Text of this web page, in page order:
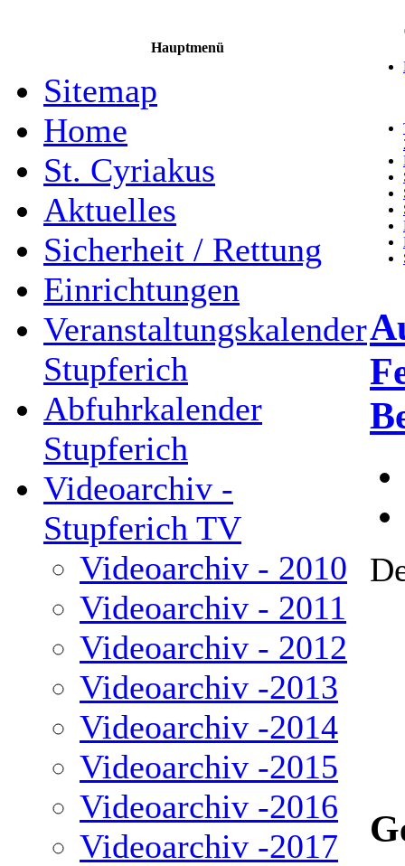
Hauptmenü
Sitemap
Home
St. Cyriakus
Aktuelles
Sicherheit / Rettung
Einrichtungen
Veranstaltungskalender
Stupferich
Abfuhrkalender
Stupferich
Videoarchiv -
Stupferich TV
Videoarchiv - 2010
Videoarchiv - 2011
Videoarchiv - 2012
Videoarchiv -2013
Videoarchiv -2014
Videoarchiv -2015
Videoarchiv -2016
Videoarchiv -2017